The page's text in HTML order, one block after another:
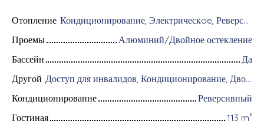
Отопление
Кондиционирование, Электрическoe, Реверсивный
Проемы
Алюминий/Двойное остекление
Бассейн
Да
Другой
Доступ для инвалидов, Кондиционирование, Дворник, Оборудование для домашней автоматизации, Оптоволоконный интернет, Хранитель, Система охранной сигнализации, Видеофон
Кондиционирование
Реверсивный
Гостиная
113 m²